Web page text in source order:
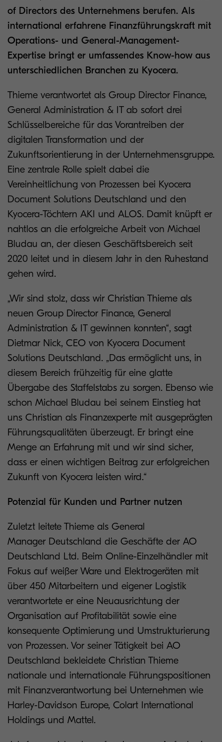
of Directors des Unternehmens berufen. Als
international erfahrene Finanzführungskraft mit
Operations- und General-Management-
Expertise bringt er umfassendes Know-how aus
unterschiedlichen Branchen zu Kyocera.
Thieme verantwortet als Group Director Finance,
General Administration & IT ab sofort drei
Schlüsselbereiche für das Vorantreiben der
digitalen Transformation und der
Zukunftsorientierung in der Unternehmensgruppe.
Eine zentrale Rolle spielt dabei die
Vereinheitlichung von Prozessen bei Kyocera
Document Solutions Deutschland und den
Kyocera-Töchtern AKI und ALOS. Damit knüpft er
nahtlos an die erfolgreiche Arbeit von Michael
Bludau an, der diesen Geschäftsbereich seit
2020 leitet und in diesem Jahr in den Ruhestand
gehen wird.
„Wir sind stolz, dass wir Christian Thieme als
neuen Group Director Finance, General
Administration & IT gewinnen konnten“, sagt
Dietmar Nick, CEO von Kyocera Document
Solutions Deutschland. „Das ermöglicht uns, in
diesem Bereich frühzeitig für eine glatte
Übergabe des Staffelstabs zu sorgen. Ebenso wie
schon Michael Bludau bei seinem Einstieg hat
uns Christian als Finanzexperte mit ausgeprägten
Führungsqualitäten überzeugt. Er bringt eine
Menge an Erfahrung mit und wir sind sicher,
dass er einen wichtigen Beitrag zur erfolgreichen
Zukunft von Kyocera leisten wird.“
Potenzial für Kunden und Partner nutzen
Zuletzt leitete Thieme als General
Manager Deutschland die Geschäfte der AO
Deutschland Ltd. Beim Online-Einzelhändler mit
Fokus auf weißer Ware und Elektrogeräten mit
über 450 Mitarbeitern und eigener Logistik
verantwortete er eine Neuausrichtung der
Organisation auf Profitabilität sowie eine
konsequente Optimierung und Umstrukturierung
von Prozessen. Vor seiner Tätigkeit bei AO
Deutschland bekleidete Christian Thieme
nationale und internationale Führungspositionen
mit Finanzverantwortung bei Unternehmen wie
Harley-Davidson Europe, Colart International
Holdings und Mattel.